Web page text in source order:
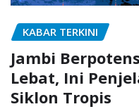
KABAR TERKINI
Jambi
Lebat, Ini
Siklon Tropis